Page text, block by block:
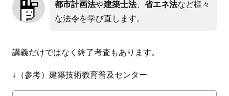
都市計画法や建築士法、 省エネ法など様々
な法令を学び直します。
講義だけではなく終了考査もあります。
↓（参考）建築技術教育普及センター